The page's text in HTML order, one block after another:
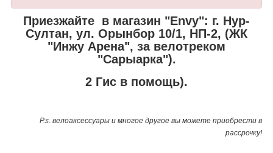
Приезжайте в магазин "Envy": г. Нур-
Султан, ул. Орынбор 10/1, НП-2, (ЖК
"Инжу Арена", за велотреком
"Сарыарка").
2 Гис в помощь).
P.s. велоаксессуары и многое другое вы можете приобрести в
рассрочку!